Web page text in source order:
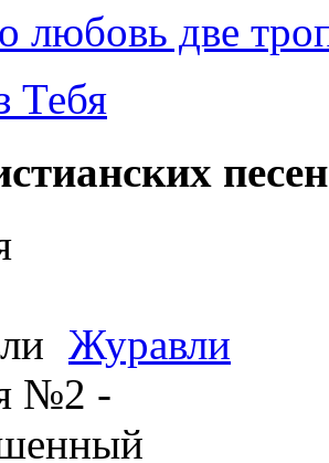
любовь две
Тебя
песен
Журавли